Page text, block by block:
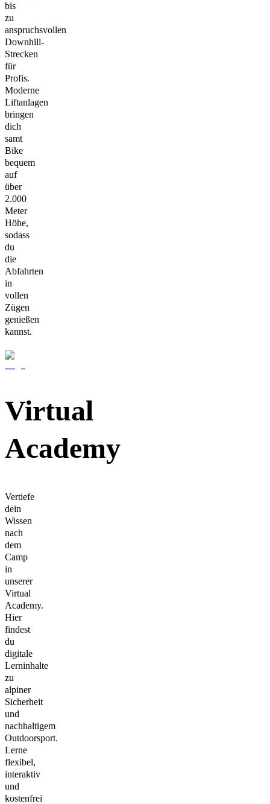
bis
zu
anspruchsvollen
Downhill-
Strecken
für
Profis.
Moderne
Liftanlagen
bringen
dich
samt
Bike
bequem
auf
über
2.000
Meter
Höhe,
sodass
du
die
Abfahrten
in
vollen
Zügen
genießen
kannst.
Virtual
Academy
Vertiefe
dein
Wissen
nach
dem
Camp
in
unserer
Virtual
Academy.
Hier
findest
du
digitale
Lerninhalte
zu
alpiner
Sicherheit
und
nachhaltigem
Outdoorsport.
Lerne
flexibel,
interaktiv
und
kostenfrei